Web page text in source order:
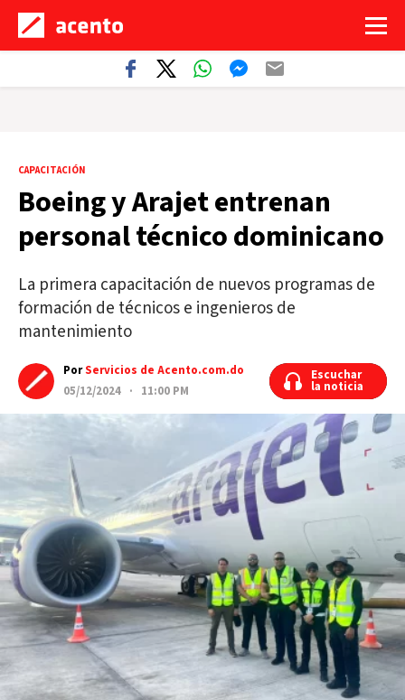
CAPACITACIÓN
Boeing y Arajet entrenan
personal técnico dominicano
La primera capacitación de nuevos programas de
formación de técnicos e ingenieros de
mantenimiento
PorServicios de Acento.com.do
05/12/2024 · 11:00 PM
Escuchar
la noticia
Escuchar
la noticia